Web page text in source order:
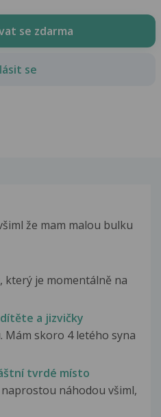
se zdarma
se
že mam malou bulku
který je momentálně na
a jizvičky
Mám skoro 4 letého syna
tvrdé místo
náhodou všiml,